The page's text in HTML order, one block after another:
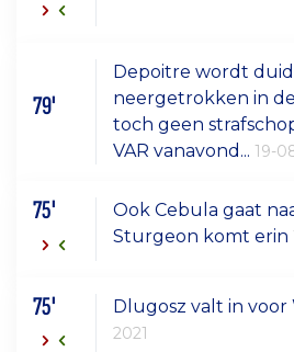
79'
Depoitre wordt
neergetrokken in
toch geen
VAR vanavond... 19-
75'
Ook Cebula gaat
Sturgeon komt erin
75' Dlugosz valt in voor
2021